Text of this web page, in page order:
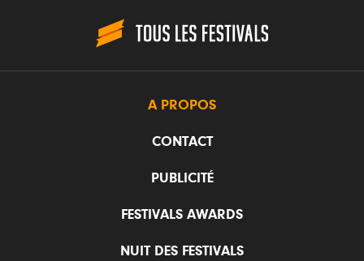
A PROPOS
CONTACT
PUBLICITÉ
FESTIVALS AWARDS
NUIT DES FESTIVALS